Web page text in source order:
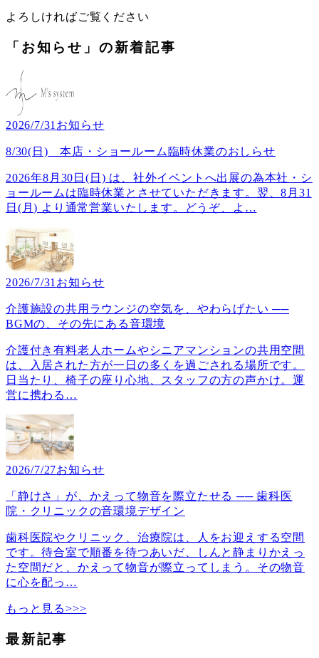
よろしければご覧ください
「お知らせ」の新着記事
2026/7/31お知らせ
8/30(日) 本店・ショールーム臨時休業のおしらせ
2026年8月30日(日) は、社外イベントへ出展の為本社・シ
ョールームは臨時休業とさせていただきます。翌、8月31
日(月) より通常営業いたします。どうぞ、よ …
2026/7/31お知らせ
介護施設の共用ラウンジの空気を、やわらげたい ──
BGMの、その先にある音環境
介護付き有料老人ホームやシニアマンションの共用空間
は、入居された方が一日の多くを過ごされる場所です。
日当たり、椅子の座り心地、スタッフの方の声かけ。運
営に携わる …
2026/7/27お知らせ
「静けさ」が、かえって物音を際立たせる ── 歯科医
院・クリニックの音環境デザイン
歯科医院やクリニック、治療院は、人をお迎えする空間
です。待合室で順番を待つあいだ、しんと静まりかえっ
た空間だと、かえって物音が際立ってしまう。その物音
に心を配っ …
もっと見る>>>
最新記事